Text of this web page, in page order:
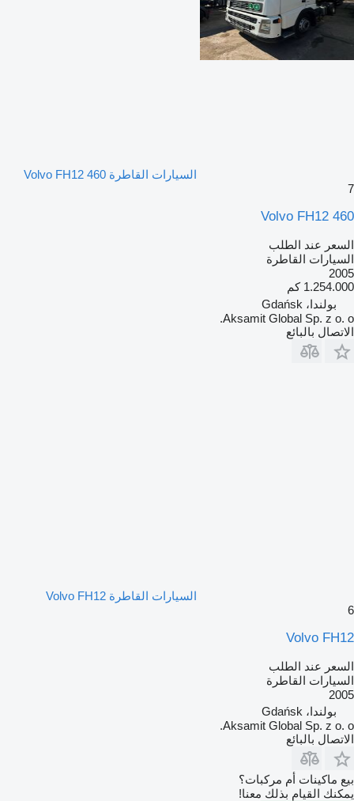
السيارات القاطرة Volvo FH12 460
7
Volvo FH12 460
السعر عند الطلب
السيارات القاطرة
2005
1.254.000 كم
بولندا، Gdańsk
Aksamit Global Sp. z o. o.
الاتصال بالبائع
السيارات القاطرة Volvo FH12
6
Volvo FH12
السعر عند الطلب
السيارات القاطرة
2005
بولندا، Gdańsk
Aksamit Global Sp. z o. o.
الاتصال بالبائع
بيع ماكينات أم مركبات؟
يمكنك القيام بذلك معنا!